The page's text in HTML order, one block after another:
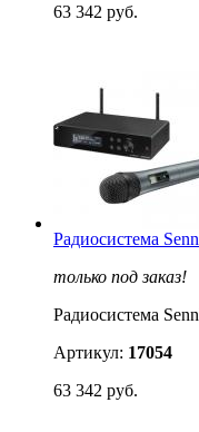
63 342 руб.
Радиосистема
только под заказ!
Радиосистема
Артикул: 17054
63 342 руб.